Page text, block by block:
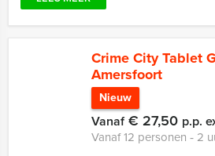
Crime City Tablet
Amersfoort
Nieuw
Vanaf€ 27,50 p.p.
Vanaf 12 personen ‐ 2